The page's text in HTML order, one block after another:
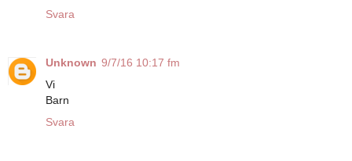
Svara
Unknown 9/7/16 10:17 fm
Vi
Barn
Svara